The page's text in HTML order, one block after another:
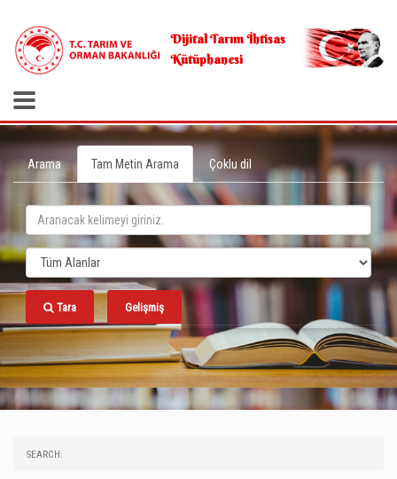
Dijital Tarım İhtisas
Kütüphanesi
Arama Tam Metin Arama Çoklu dil
Tara Gelişmiş
SEARCH: